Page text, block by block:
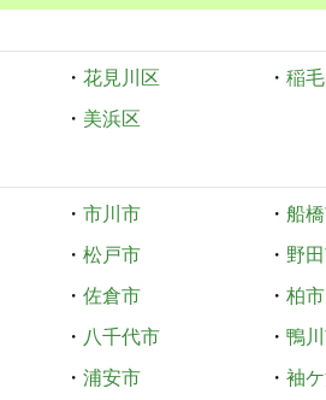
・ 花見川区 ・ 稲
・ 美浜区
・ 市川市 ・ 船
・ 松戸市 ・ 野
・ 佐倉市 ・ 柏市
・ 八千代市 ・ 鴨
・ 浦安市 ・ 袖